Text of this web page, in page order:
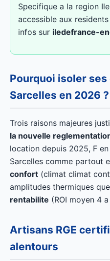
Specifique a la region
accessible aux
infos sur iledefrance-
Pourquoi isoler ses
Sarcelles en 2026 ?
Trois raisons majeures
la nouvelle
location depuis 2025, F
Sarcelles comme partout
confort (climat climat
amplitudes thermiques
rentabilite (ROI moyen 4
Artisans RGE
alentours